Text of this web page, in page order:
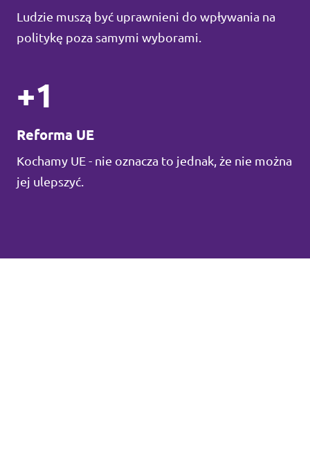
Ludzie muszą być uprawnieni do wpływania na
politykę poza samymi wyborami.
+1
Reforma UE
Kochamy UE - nie oznacza to jednak, że nie można
jej ulepszyć.